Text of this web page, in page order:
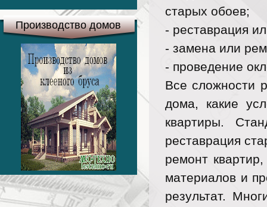
Производство домов
старых обоев;
- реставрация
- замена или
- проведение
Все сложности
дома, какие
квартиры.
реставрация
ремонт
материалов и
результат.